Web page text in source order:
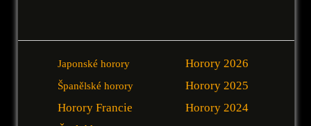
Japonské horory
Španělské horory
Horory Francie
Horory 2026
Horory 2025
Horory 2024